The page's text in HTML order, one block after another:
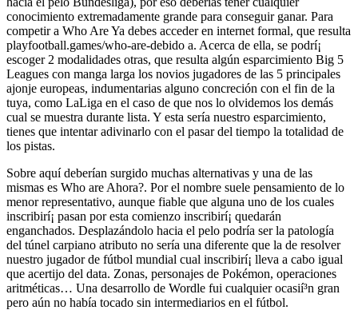
conocimiento extremadamente grande para conseguir ganar. Para
competir a Who Are Ya debes acceder en internet formal, que resulta
playfootball.games/who-are-debido a. Acerca de ella, se podrí¡
escoger 2 modalidades otras, que resulta algún esparcimiento Big 5
Leagues con manga larga los novios jugadores de las 5 principales
ajonje europeas, indumentarias alguno concreción con el fin de la
tuya, como LaLiga en el caso de que nos lo olvidemos los demás
cual se muestra durante lista. Y esta serí­a nuestro esparcimiento,
tienes que intentar adivinarlo con el pasar del tiempo la totalidad de
los pistas.
Sobre aquí deberían surgido muchas alternativas y una de las
mismas es Who are Ahora?. Por el nombre suele pensamiento de lo
menor representativo, aunque fiable que alguna uno de los cuales
inscribirí¡ pasan por esta comienzo inscribirí¡ quedarán
enganchados. Desplazándolo hacia el pelo podrí­a ser la patologí­a
del túnel carpiano atributo no serí­a una diferente que la de resolver
nuestro jugador de fútbol mundial cual inscribirí¡ lleva a cabo igual
que acertijo del data. Zonas, personajes de Pokémon, operaciones
aritméticas… Una desarrollo de Wordle fui cualquier ocasií³n gran
pero aún no había tocado sin intermediarios en el fútbol.